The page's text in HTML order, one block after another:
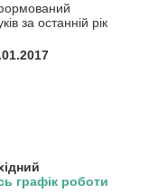
за останній рік
графік роботи